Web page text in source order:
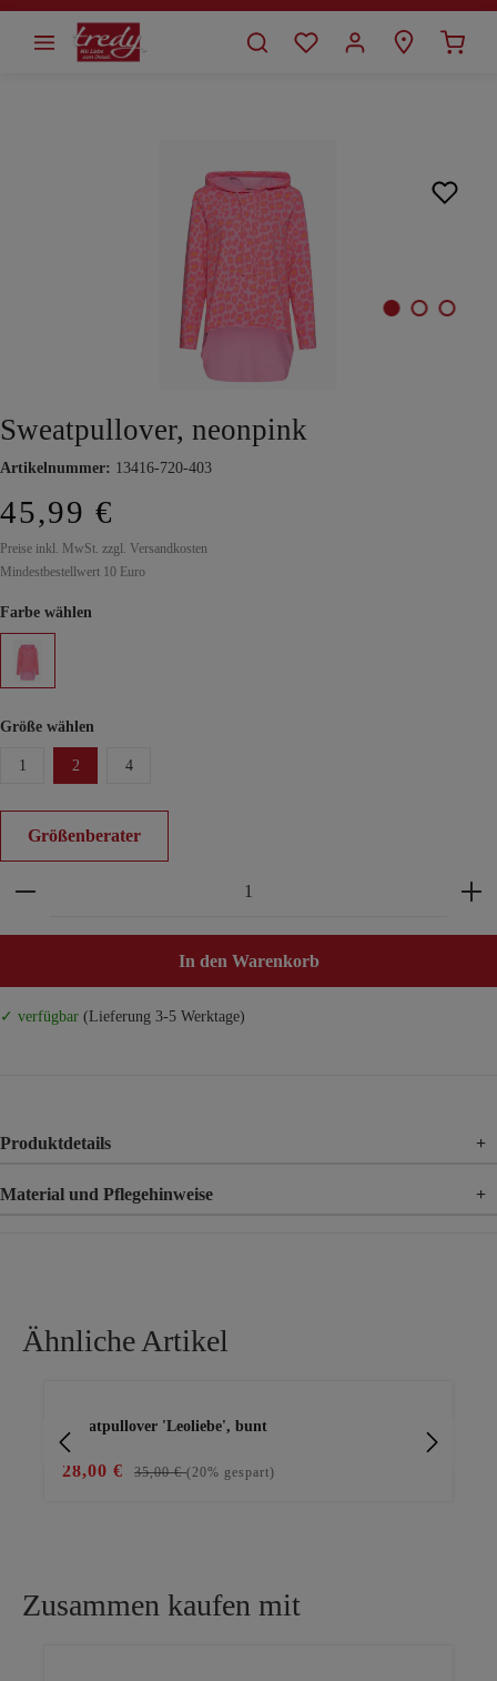
springen
Sweatpullover, neonpink
Artikelnummer: 13416-720-403
45,99 €
Preise inkl. MwSt. zzgl. Versandkosten
Mindestbestellwert 10 Euro
Farbe wählen
Größe wählen
1 2 4
Größenberater
Produkt Anzahl: Gib den gewünschten Wert ein
In den Warenkorb
✓ verfügbar (Lieferung 3-5 Werktage)
Produktdetails +
Material und Pflegehinweise +
Ähnliche Artikel
Sweatpullover 'Leoliebe', bunt
28,00 € 35,00 €(20% gespart)
Zusammen kaufen mit